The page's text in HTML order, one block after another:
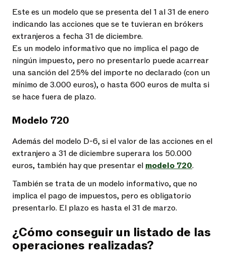
Este es un modelo que se presenta del 1 al 31 de enero
indicando las acciones que se te tuvieran en brókers
extranjeros a fecha 31 de diciembre.
Es un modelo informativo que no implica el pago de
ningún impuesto, pero no presentarlo puede acarrear
una sanción del 25% del importe no declarado (con un
mínimo de 3.000 euros), o hasta 600 euros de multa si
se hace fuera de plazo.
Modelo 720
Además del modelo D-6, si el valor de las acciones en el
extranjero a 31 de diciembre superara los 50.000
euros, también hay que presentar el modelo 720.
También se trata de un modelo informativo, que no
implica el pago de impuestos, pero es obligatorio
presentarlo. El plazo es hasta el 31 de marzo.
¿Cómo conseguir un listado de las
operaciones realizadas?